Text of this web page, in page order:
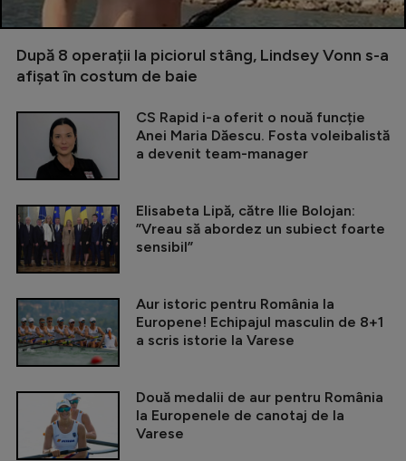
După 8 operații la piciorul stâng, Lindsey Vonn s-a
afișat în costum de baie
CS Rapid i-a oferit o nouă funcție
Anei Maria Dăescu. Fosta voleibalistă
a devenit team-manager
Elisabeta Lipă, către Ilie Bolojan:
”Vreau să abordez un subiect foarte
sensibil”
Aur istoric pentru România la
Europene! Echipajul masculin de 8+1
a scris istorie la Varese
Două medalii de aur pentru România
la Europenele de canotaj de la
Varese